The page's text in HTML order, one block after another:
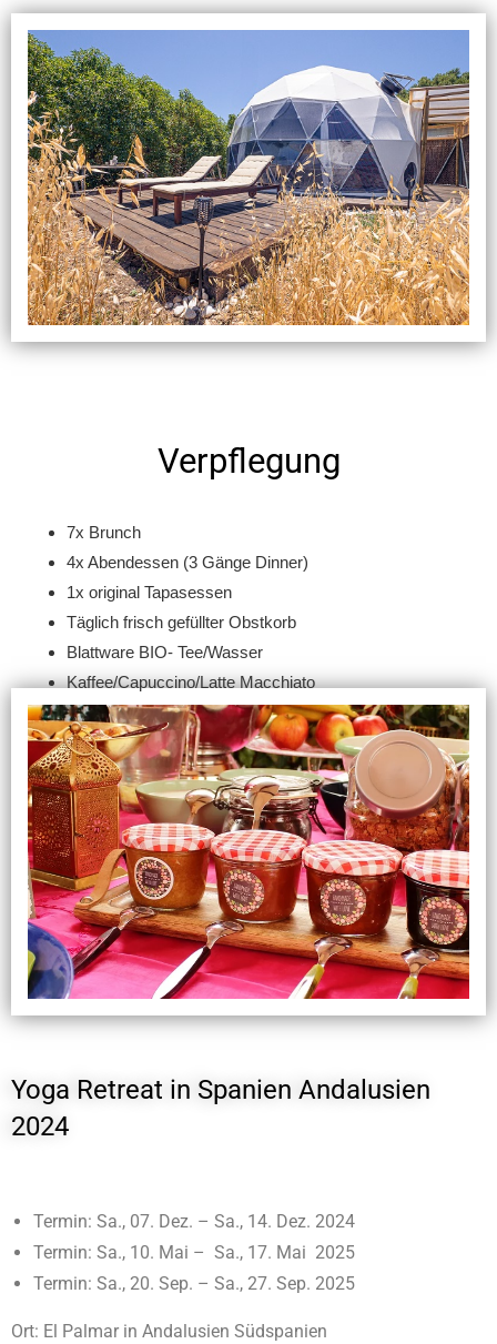
Verpflegung
7x Brunch
4x Abendessen (3 Gänge Dinner)
1x original Tapasessen
Täglich frisch gefüllter Obstkorb
Blattware BIO- Tee/Wasser
Kaffee/Capuccino/Latte Macchiato
Yoga Retreat in Spanien Andalusien
2024
Termin: Sa., 07. Dez. – Sa., 14. Dez. 2024
Termin: Sa., 10. Mai – Sa., 17. Mai 2025
Termin: Sa., 20. Sep. – Sa., 27. Sep. 2025
Ort: El Palmar in Andalusien Südspanien